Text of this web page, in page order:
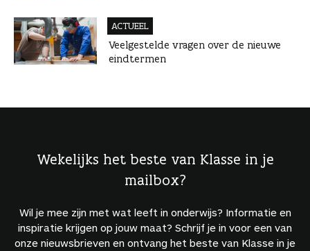
ACTUEEL
Veelgestelde vragen over de nieuwe
eindtermen
Wekelijks het beste van Klasse in je
mailbox?
Wil je mee zijn met wat leeft in onderwijs? Informatie en
inspiratie krijgen op jouw maat? Schrijf je in voor een van
onze nieuwsbrieven en ontvang het beste van Klasse in je